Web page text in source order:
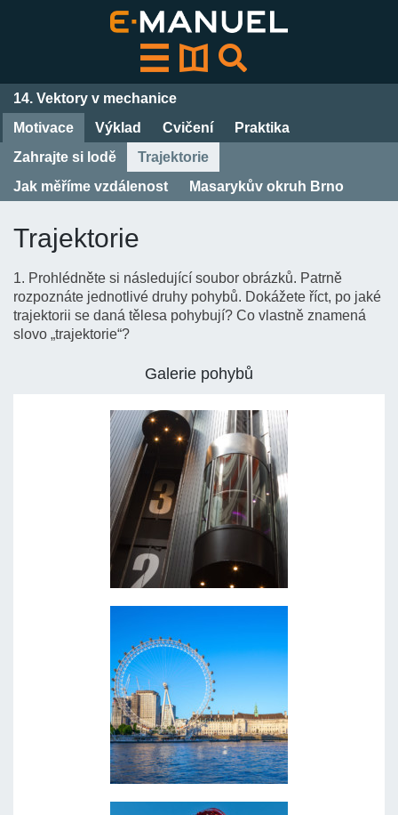
14. Vektory v mechanice
Motivace
Výklad Cvičení
Praktika
Zahrajte si lodě
Trajektorie
Jak měříme vzdálenost
Masarykův okruh Brno
Trajektorie
1. Prohlédněte si následující soubor obrázků. Patrně
rozpoznáte jednotlivé druhy pohybů. Dokážete říct, po jaké
trajektorii se daná tělesa pohybují? Co vlastně znamená
slovo „trajektorie“?
Galerie pohybů